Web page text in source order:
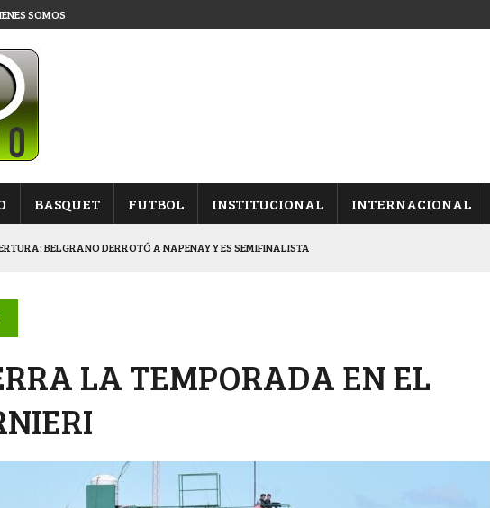
SOMOS
BASQUET FUTBOL INSTITUCIONAL INTERNACIONAL
BELGRANO DERROTÓ A NAPENAY Y ES SEMIFINALISTA
PARA LA GRAN FIESTA PROVINCIAL
SE METIÓ EN SEMIFINALES TRAS GANARLE A “LA MONTE”
LA TEMPORADA EN EL